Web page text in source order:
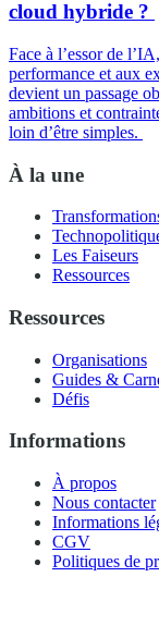
cloud hybride ?
Face à l’essor de
performance et aux
devient un passage
ambitions et
loin d’être simples.
À la une
Les Faiseurs
Ressources
Ressources
Organisations
Guides &
Défis
Informations
À propos
Nous contacter
Informations
CGV
Politiques de